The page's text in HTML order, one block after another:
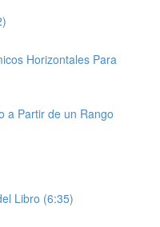
Horizontales Para
a Partir de un Rango
Libro (6:35)